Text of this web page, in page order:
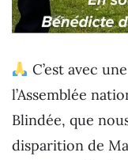
C’est avec
l’Assemblée
Blindée, que
disparition de